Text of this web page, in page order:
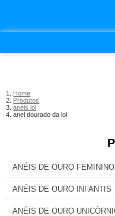
Home
Produtos
anéis lol
anel dourado da lol
ANÉIS DE OURO
ANÉIS DE OURO INFANTIS
ANÉIS DE OURO